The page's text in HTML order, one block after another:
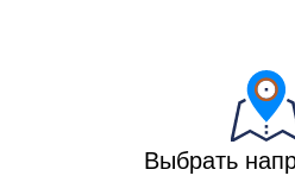
Выбрать